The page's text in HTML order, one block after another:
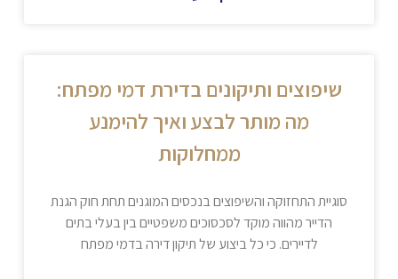
שיפוצים ותיקונים בדירת דמי מפתח:
מה מותר לבצע ואיך להימנע
ממחלוקות
סוגיית התחזוקה והשיפוצים בנכסים המוגנים תחת חוק הגנת
הדייר מהווה מוקד לסכסוכים משפטיים בין בעלי בתים
לדיירים. כי כל ביצוע של תיקון דירה בדמי מפתח